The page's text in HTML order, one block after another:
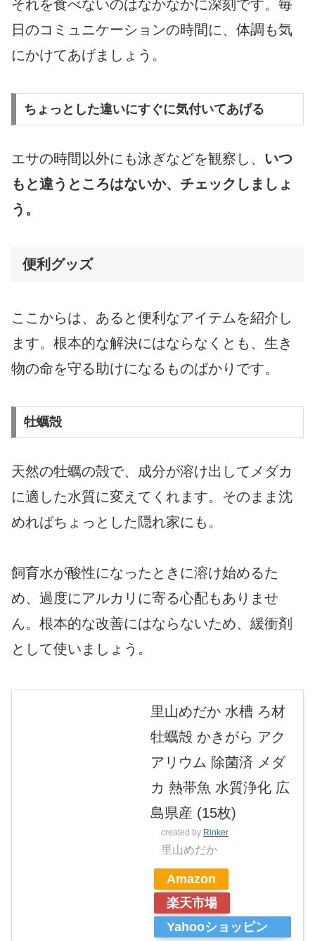
それを食べないのはなかなかに深刻です。毎
日のコミュニケーションの時間に、体調も気
にかけてあげましょう。
ちょっとした違いにすぐに気付いてあげる
エサの時間以外にも泳ぎなどを観察し、 いつ
もと違うところはないか、チェックしましょ
う。
便利グッズ
ここからは、あると便利なアイテムを紹介し
ます。根本的な解決にはならなくとも、生き
物の命を守る助けになるものばかりです。
牡蠣殻
天然の牡蠣の殻で、成分が溶け出してメダカ
に適した水質に変えてくれます。そのまま沈
めればちょっとした隠れ家にも。
飼育水が酸性になったときに溶け始めるた
め、過度にアルカリに寄る心配もありませ
ん。根本的な改善にはならないため、緩衝剤
として使いましょう。
里山めだか 水槽 ろ材
牡蠣殻 かきがら アク
アリウム 除菌済 メダ
カ 熱帯魚 水質浄化 広
島県産 (15枚)
created by Rinker
里山めだか
Amazon
楽天市場
Yahooショッピン